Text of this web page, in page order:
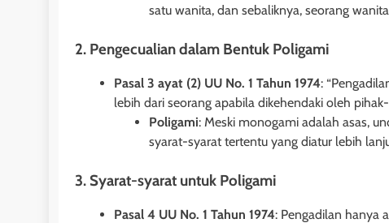
satu wanita, dan sebaliknya, seorang
2. Pengecualian dalam Bentuk Poligami
Pasal 3 ayat (2) UU No. 1 Tahun 1974:
lebih dari seorang apabila dikehendaki oleh
Poligami: Meski monogami adalah asas,
syarat-syarat tertentu yang diatur lebih
3. Syarat-syarat untuk Poligami
Pasal 4 UU No. 1 Tahun 1974: Pengadilan hanya
HUKUM PERDATA - HIBAH
Pengembalian Objek Hibah Kepada
Penghibah
2 tahun ago